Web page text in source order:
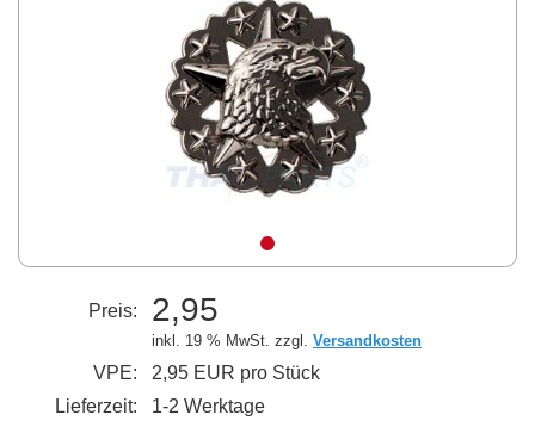
Preis: 2,95
inkl. 19 % MwSt. zzgl. Versandkosten
VPE:
2,95 EUR pro Stück
Lieferzeit:
1-2 Werktage